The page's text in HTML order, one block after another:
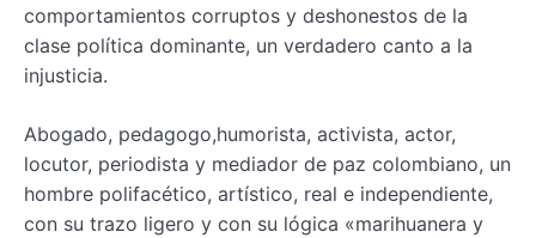
comportamientos corruptos y deshonestos de la
clase política dominante, un verdadero canto a la
injusticia.
Abogado, pedagogo,humorista, activista, actor,
locutor, periodista y mediador de paz colombiano, un
hombre polifacético, artístico, real e independiente,
con su trazo ligero y con su lógica «marihuanera y